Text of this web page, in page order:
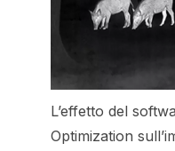
L’effetto del
Optimization